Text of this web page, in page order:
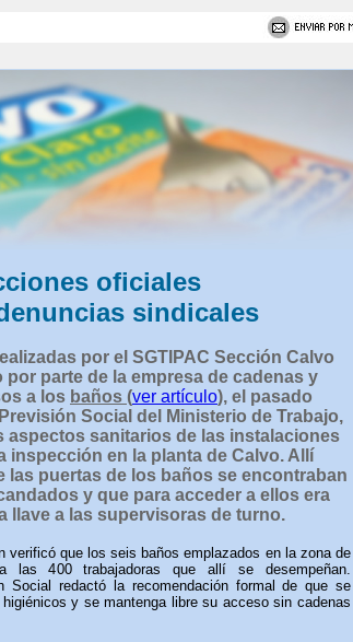
oficiales
sindicales
por el SGTIPAC Sección Calvo
parte de la empresa de cadenas y
a los baños (ver artículo), el pasado
Social del Ministerio de Trabajo,
aspectos sanitarios de las instalaciones
inspección en la planta de Calvo. Allí
las puertas de los baños se encontraban
y que para acceder a ellos era
llave a las supervisoras de turno.
verificó que los seis baños emplazados en la zona de
las 400 trabajadoras que allí se desempeñan.
Social redactó la recomendación formal de que se
y se mantenga libre su acceso sin cadenas